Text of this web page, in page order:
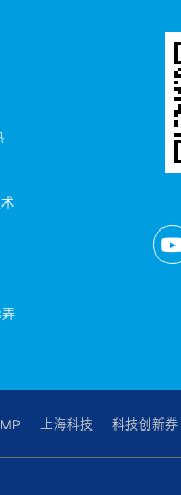
上海科技 科技创新券